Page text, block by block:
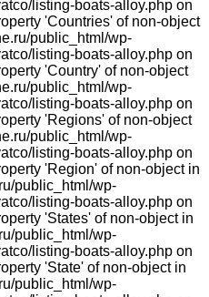
listing-boats-alloy.php on
'Countries' of non-object
public_html/wp-
listing-boats-alloy.php on
'Country' of non-object
public_html/wp-
listing-boats-alloy.php on
'Regions' of non-object
public_html/wp-
listing-boats-alloy.php on
'Region' of non-object in
public_html/wp-
listing-boats-alloy.php on
'States' of non-object in
public_html/wp-
listing-boats-alloy.php on
'State' of non-object in
public_html/wp-